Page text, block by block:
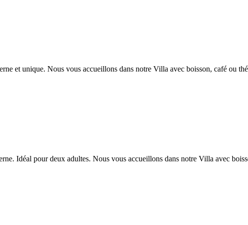
et unique. Nous vous accueillons dans notre Villa avec boisson, café ou
Idéal pour deux adultes. Nous vous accueillons dans notre Villa avec